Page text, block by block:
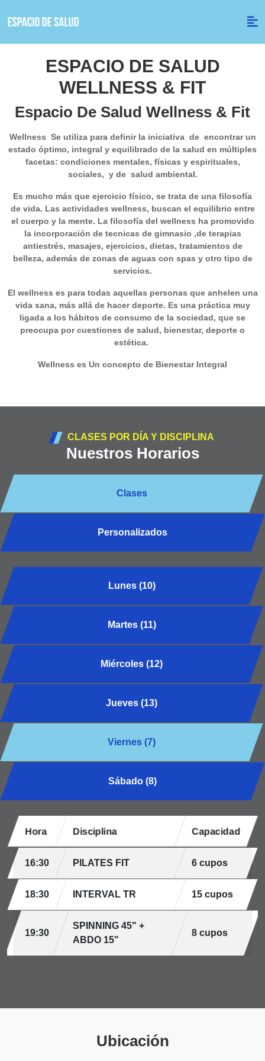
ESPACIO DE SALUD
WELLNESS & FIT
Espacio De Salud Wellness & Fit
Wellness Se utiliza para definir la iniciativa de encontrar un
estado óptimo, integral y equilibrado de la salud en múltiples
facetas: condiciones mentales, físicas y espirituales,
sociales, y de salud ambiental.
Es mucho más que ejercicio físico, se trata de una filosofía
de vida. Las actividades wellness, buscan el equilibrio entre
el cuerpo y la mente. La filosofía del wellness ha promovido
la incorporación de tecnicas de gimnasio ,de terapias
antiestrés, masajes, ejercicios, dietas, tratamientos de
belleza, además de zonas de aguas con spas y otro tipo de
servicios.
El wellness es para todas aquellas personas que anhelen una
vida sana, más allá de hacer deporte. Es una práctica muy
ligada a los hábitos de consumo de la sociedad, que se
preocupa por cuestiones de salud, bienestar, deporte o
estética.
Wellness es Un concepto de Bienestar Integral
CLASES POR DÍA Y DISCIPLINA
Nuestros Horarios
Clases
Personalizados
Lunes (10)
Martes (11)
Miércoles (12)
Jueves (13)
Viernes (7)
Sábado (8)
Hora Disciplina Capacidad
16:30 PILATES FIT 6 cupos
18:30 INTERVAL TR 15 cupos
19:30
SPINNING 45" +
ABDO 15"
8 cupos
Ubicación